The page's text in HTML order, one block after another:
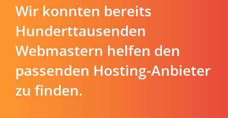
Wir konnten bereits
Hunderttausenden
Webmastern helfen den
passenden Hosting-Anbieter
zu finden.